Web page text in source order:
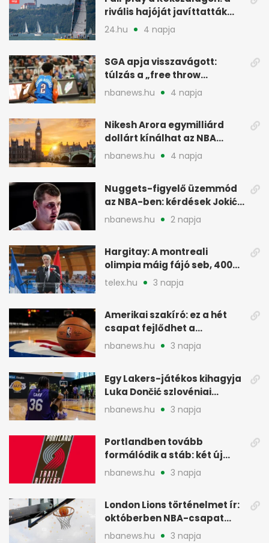
rivális hajóját javíttatták
meg
24.hu 4 napja
SGA apja visszavágott:
túlzás a „free throw
merchant” címke?
nbanews.hu 4 napja
Nikesh Arora egymilliárd
dollárt kínálhat az NBA
Europe londoni csapatáért
nbanews.hu 4 napja
Nuggets-figyelő üzemmód
az NBA-ben: kérdések Jokić
jövőjéről
nbanews.hu 2 napja
Hargitay: A montreali
olimpia máig fájó seb, 400
vegyesen 4. lett
telex.hu 3 napja
Amerikai szakíró: ez a hét
csapat fejlődhet a
legtöbbet az NBA-ben
nbanews.hu 3 napja
Egy Lakers-játékos kihagyja
Luka Dončić szlovéniai
minicampjét
nbanews.hu 3 napja
Portlandben tovább
formálódik a stáb: két új
szakember a Blazersnél
nbanews.hu 3 napja
London Lions történelmet ír:
októberben NBA-csapat
ellen lép pályára
nbanews.hu 3 napja